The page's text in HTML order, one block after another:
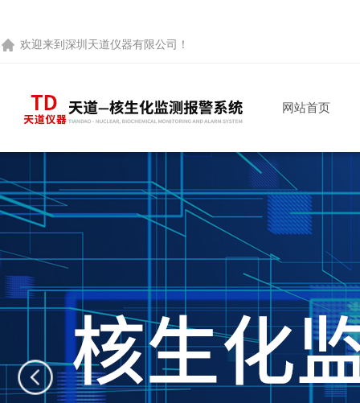
欢迎来到 深圳天道仪器有限公司 ！
网站首页